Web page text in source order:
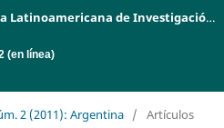
Teuken Bidikay - Revista Latinoamericana de Investigación en Organizaciones, Ambiente y Sociedad
(en línea)
2 (2011): Argentina / Artículos